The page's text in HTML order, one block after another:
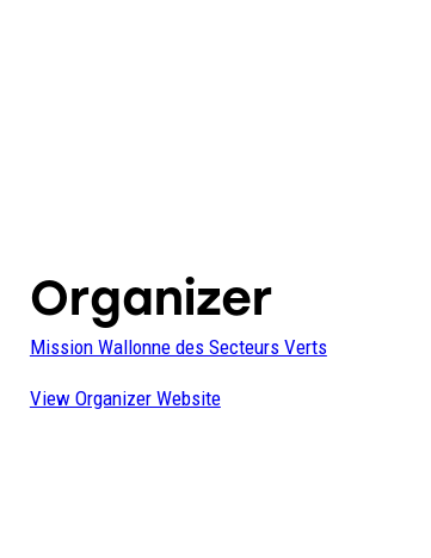
Organizer
Mission Wallonne des Secteurs Verts
View Organizer Website